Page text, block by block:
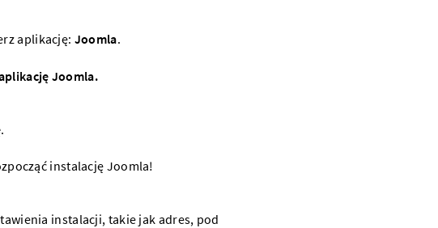
aplikację: Joomla.
.
instalacji, takie jak adres, pod